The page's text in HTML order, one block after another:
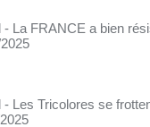
- La FRANCE a bien
- Les Tricolores se